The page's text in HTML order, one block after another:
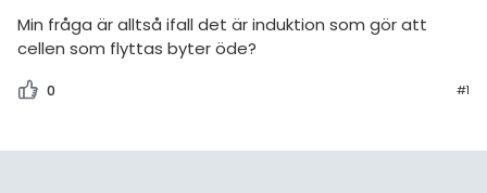
Min fråga är alltså ifall det är induktion som gör att
cellen som flyttas byter öde?
0 #1
Om Pluggakuten
ämnen